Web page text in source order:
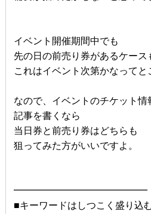
イベント開催期間中でも
先の日の前売り券があるケース
これはイベント次第かなってと
なので、イベントのチケット情
記事を書くなら
当日券と前売り券はどちらも
狙ってみた方がいいですよ。
━━━━━━━━━━━━━━
■キーワードはしつこく盛り込